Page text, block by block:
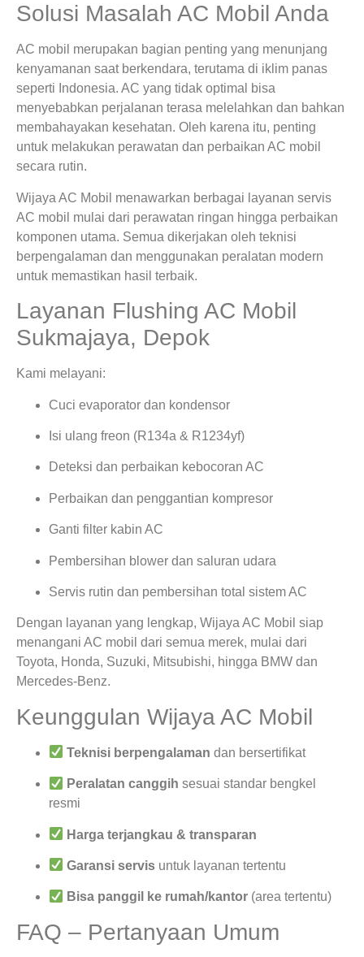
Solusi Masalah AC Mobil Anda
AC mobil merupakan bagian penting yang menunjang
kenyamanan saat berkendara, terutama di iklim panas
seperti Indonesia. AC yang tidak optimal bisa
menyebabkan perjalanan terasa melelahkan dan bahkan
membahayakan kesehatan. Oleh karena itu, penting
untuk melakukan perawatan dan perbaikan AC mobil
secara rutin.
Wijaya AC Mobil menawarkan berbagai layanan servis
AC mobil mulai dari perawatan ringan hingga perbaikan
komponen utama. Semua dikerjakan oleh teknisi
berpengalaman dan menggunakan peralatan modern
untuk memastikan hasil terbaik.
Layanan Flushing AC Mobil
Sukmajaya, Depok
Kami melayani:
Cuci evaporator dan kondensor
Isi ulang freon (R134a & R1234yf)
Deteksi dan perbaikan kebocoran AC
Perbaikan dan penggantian kompresor
Ganti filter kabin AC
Pembersihan blower dan saluran udara
Servis rutin dan pembersihan total sistem AC
Dengan layanan yang lengkap, Wijaya AC Mobil siap
menangani AC mobil dari semua merek, mulai dari
Toyota, Honda, Suzuki, Mitsubishi, hingga BMW dan
Mercedes-Benz.
Keunggulan Wijaya AC Mobil
Teknisi berpengalaman dan bersertifikat
Peralatan canggih sesuai standar bengkel
resmi
Harga terjangkau & transparan
Garansi servis untuk layanan tertentu
Bisa panggil ke rumah/kantor (area tertentu)
FAQ – Pertanyaan Umum